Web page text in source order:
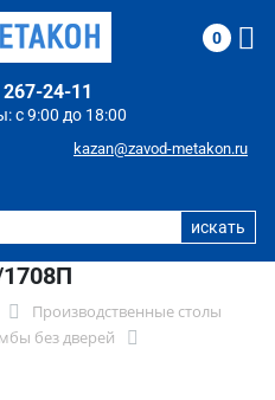
с 9:00 до 18:00
24-11
kazan@zavod-metakon.ru
0
Производственные столы
без дверей